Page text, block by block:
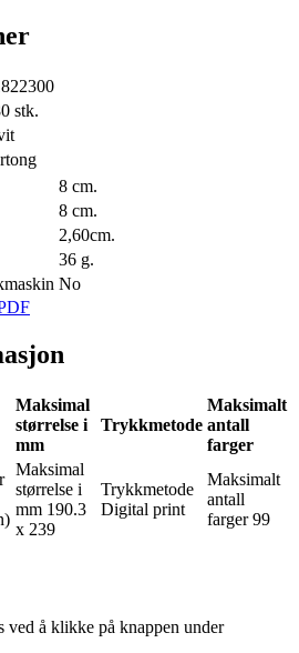
stk.
8 cm.
8 cm.
2,60cm.
36 g.
No
Maksimal
størrelse i
mm
Trykkmetode
Maksimalt
antall
farger
Maksimal
størrelse i
mm 190.3
x 239
Trykkmetode
Digital print
Maksimalt
antall
farger 99
ved å klikke på knappen under